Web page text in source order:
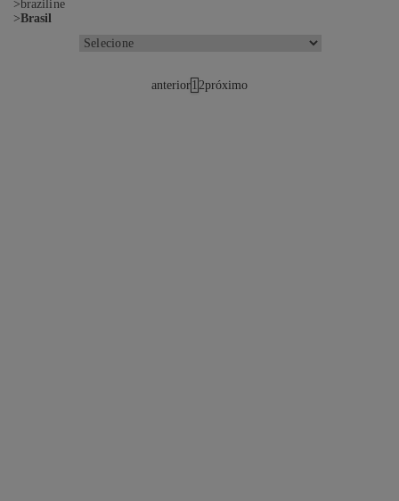
braziline
Brasil
anterior12próximo